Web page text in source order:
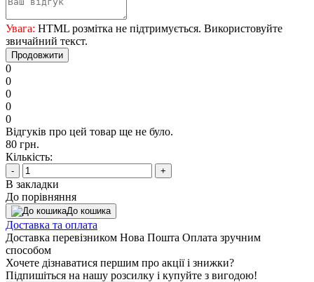
Увага: HTML розмітка не підтримується. Використовуйте
звичайний текст.
Продовжити
0
0
0
0
0
Відгуків про цей товар ще не було.
80 грн.
Кількість:
- +
В закладки
До порівняння
До кошика
Доставка та оплата
Доставка перевізником Нова Пошта Оплата зручним
способом
Хочете дізнаватися першим про акції і знижки?
Підпишіться на нашу розсилку і купуйте з вигодою!